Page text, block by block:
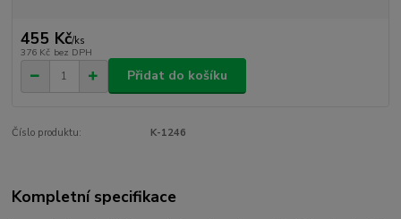
455 Kč/ks
376 Kč bez DPH
Přidat do košíku
Číslo produktu: K-1246
Kompletní specifikace